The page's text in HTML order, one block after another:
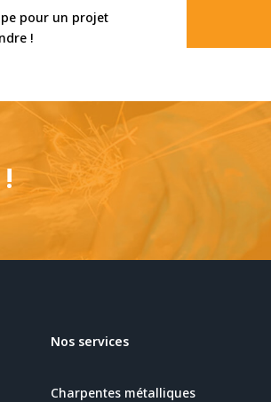
pour un projet
!
Nos services
Charpentes métalliques